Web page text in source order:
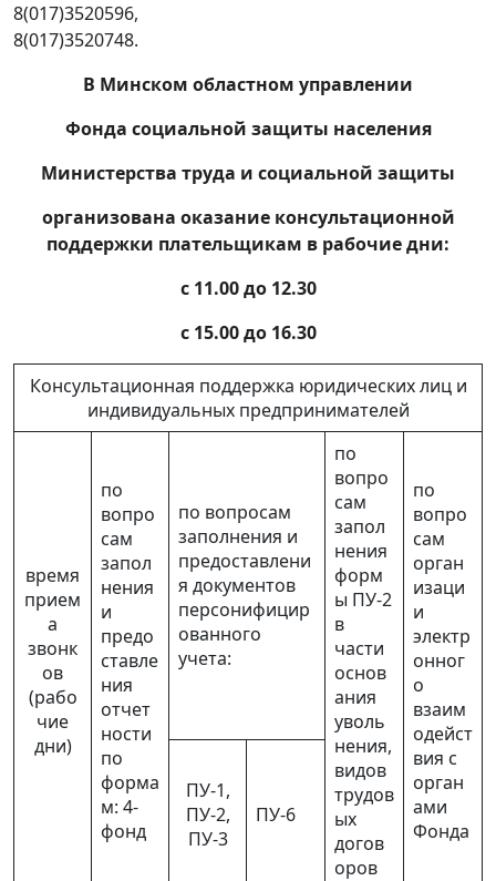
8(017)3520596,
8(017)3520748.
В Минском областном управлении
Фонда социальной защиты населения
Министерства труда и социальной защиты
организована оказание консультационной
поддержки плательщикам в рабочие дни:
с 11.00 до 12.30
с 15.00 до 16.30
Консультационная поддержка юридических лиц и
индивидуальных предпринимателей
время
прием
а
звонк
ов
(рабо
чие
дни)
по
вопро
сам
запол
нения
и
предо
ставле
ния
отчет
ности
по
форма
м: 4-
фонд
по вопросам
заполнения и
предоставлени
я документов
персонифицир
ованного
учета:
по
вопро
сам
запол
нения
форм
ы ПУ-2
в
части
основ
ания
уволь
нения,
видов
трудов
ых
догов
оров
по
вопро
сам
орган
изаци
и
электр
онног
о
взаим
одейст
вия с
орган
ами
Фонда
ПУ-1,
ПУ-2,
ПУ-3
ПУ-6